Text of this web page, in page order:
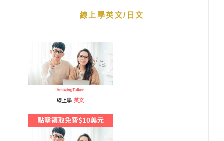
線上學英文/日文
線上學 英文